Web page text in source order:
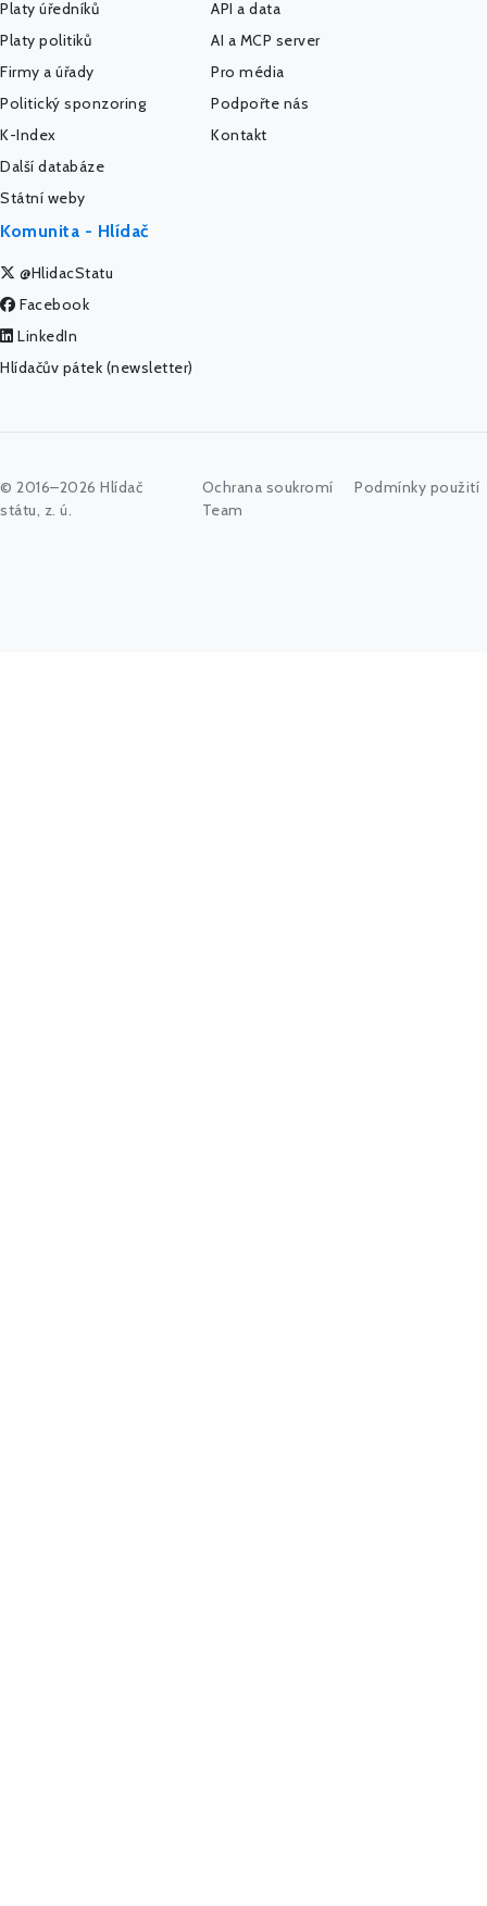
Platy úředníků
Platy politiků
Firmy a úřady
Politický sponzoring
K-Index
Další databáze
Státní weby
API a data
AI a MCP server
Pro média
Podpořte nás
Kontakt
Komunita - Hlídač
@HlidacStatu
Facebook
LinkedIn
Hlídačův pátek (newsletter)
© 2016–2026 Hlídač
státu, z. ú.
Ochrana soukromí
Podmínky použití
Team